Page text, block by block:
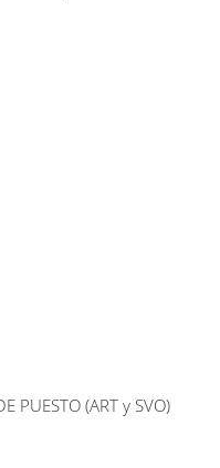
PUESTO (ART y SVO)